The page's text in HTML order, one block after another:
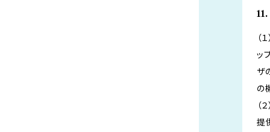
（
ッ
ザ
の
（
提